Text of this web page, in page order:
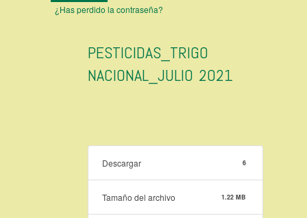
¿Has perdido la contraseña?
PESTICIDAS_TRIGO
NACIONAL_JULIO 2021
Descargar 6
Tamaño del archivo 1.22 MB